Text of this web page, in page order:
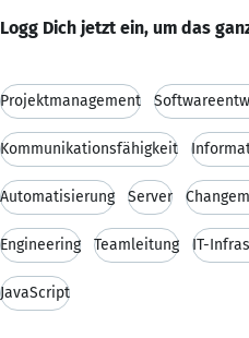
Logg Dich jetzt ein, um das
Projektmanagement
Kommunikationsfähigkeit
Automatisierung Server
Engineering Teamleitung IT-
JavaScript